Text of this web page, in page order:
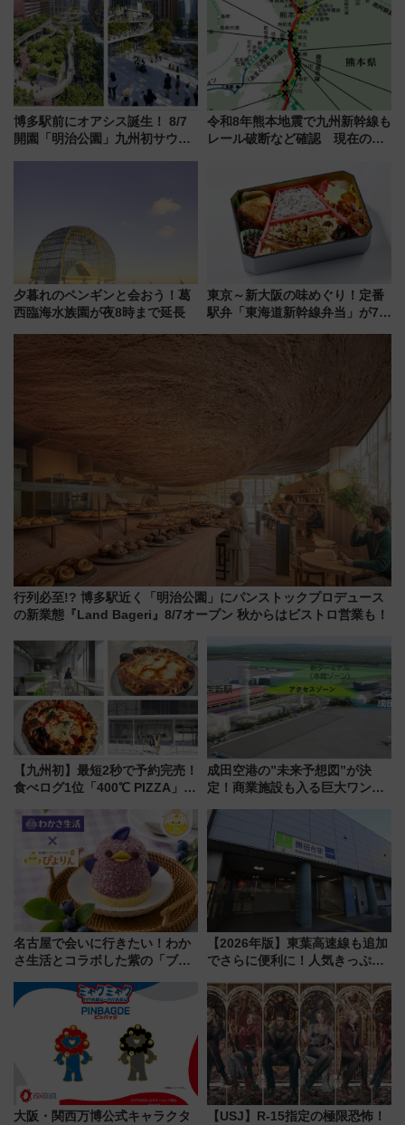
博多駅前にオアシス誕生！ 8/7
開園「明治公園」九州初サウナ
令和8年熊本地震で九州新幹線も
レール破断など確認 現在の運
夕暮れのペンギンと会おう！葛
西臨海水族園が夜8時まで延長
東京～新大阪の味めぐり！定番
駅弁「東海道新幹線弁当」が7月
行列必至!? 博多駅近く「明治公園」にパンストックプロデュース
の新業態『Land Bageri』8/7オープン 秋からはビストロ営業も！
【九州初】最短2秒で予約完売！
食べログ1位「400℃ PIZZA」が
プン。もつ鍋風など限定メニュ
成田空港の”未来予想図”が決
定！商業施設も入る巨大ワンタ
で新型特急が品川･羽田とを結
ぶ！ JR空港駅は2面3線化！
名古屋で会いに行きたい！わか
さ生活とコラボした紫の「ブル
売
【2026年版】東葉高速線も追加
でさらに便利に！人気きっぷ
今年も発売 秋・早春に千葉県を
巡るなら使い勝手・コスパ抜群
大阪・関西万博公式キャラクタ
【USJ】R-15指定の極限恐怖！